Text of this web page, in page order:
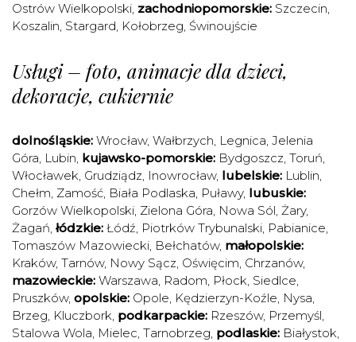
Ostrów Wielkopolski, zachodniopomorskie: Szczecin,
Koszalin, Stargard, Kołobrzeg, Świnoujście
Usługi – foto, animacje dla dzieci,
dekoracje, cukiernie
dolnośląskie: Wrocław, Wałbrzych, Legnica, Jelenia
Góra, Lubin, kujawsko-pomorskie: Bydgoszcz, Toruń,
Włocławek, Grudziądz, Inowrocław, lubelskie: Lublin,
Chełm, Zamość, Biała Podlaska, Puławy, lubuskie:
Gorzów Wielkopolski, Zielona Góra, Nowa Sól, Żary,
Żagań, łódzkie: Łódź, Piotrków Trybunalski, Pabianice,
Tomaszów Mazowiecki, Bełchatów, małopolskie:
Kraków, Tarnów, Nowy Sącz, Oświęcim, Chrzanów,
mazowieckie: Warszawa, Radom, Płock, Siedlce,
Pruszków, opolskie: Opole, Kędzierzyn-Koźle, Nysa,
Brzeg, Kluczbork, podkarpackie: Rzeszów, Przemyśl,
Stalowa Wola, Mielec, Tarnobrzeg, podlaskie: Białystok,